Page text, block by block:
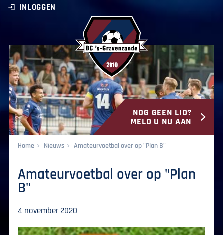
BC ‘s-Gravenzande
INLOGGEN
NOG GEEN LID?
MELD U NU AAN
Home Nieuws Amateurvoetbal over op "Plan B"
Amateurvoetbal over op "Plan
B"
4 november 2020